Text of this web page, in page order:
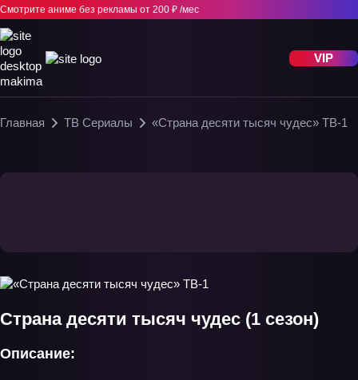
Смотрите аниме без рекламы от 200 ₽ /мес
VIP
Главная ТВ Сериалы «Страна десяти тысяч чудес» ТВ-1
Страна десяти тысяч чудес (1 сезон)
Описание: